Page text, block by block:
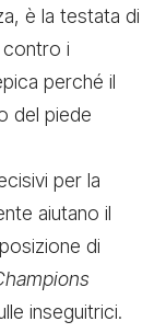
è la testata di
contro i
perché il
del piede
per la
aiutano il
di
inseguitrici.